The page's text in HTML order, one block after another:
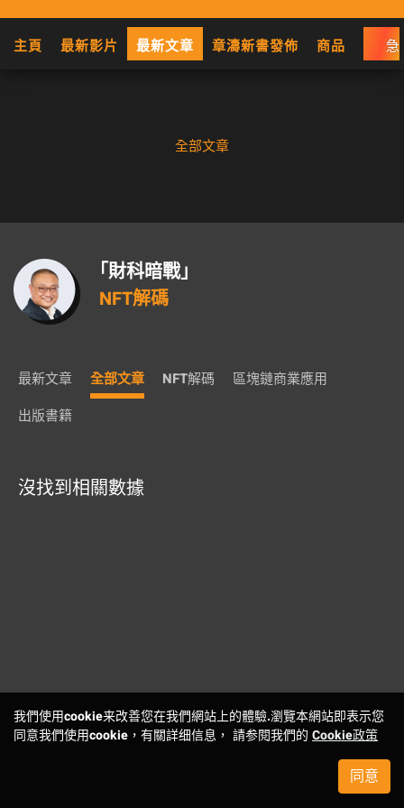
主頁 最新影片 最新文章 章濤新書發佈 商品 急
全部文章
「財科暗戰」
NFT解碼
最新文章 全部文章 NFT解碼
區塊鏈商業應用
出版書籍
沒找到相關數據
我們使用cookie来改善您在我們網站上的體驗.瀏覽本網站即表示您
同意我們使用cookie，有關詳细信息， 請参閱我們的 Cookie政策
同意